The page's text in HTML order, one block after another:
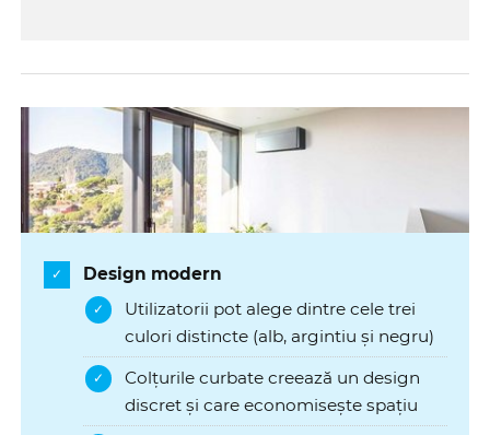
Design modern
Utilizatorii pot alege dintre cele trei
culori distincte (alb, argintiu și negru)
Colțurile curbate creează un design
discret și care economisește spațiu